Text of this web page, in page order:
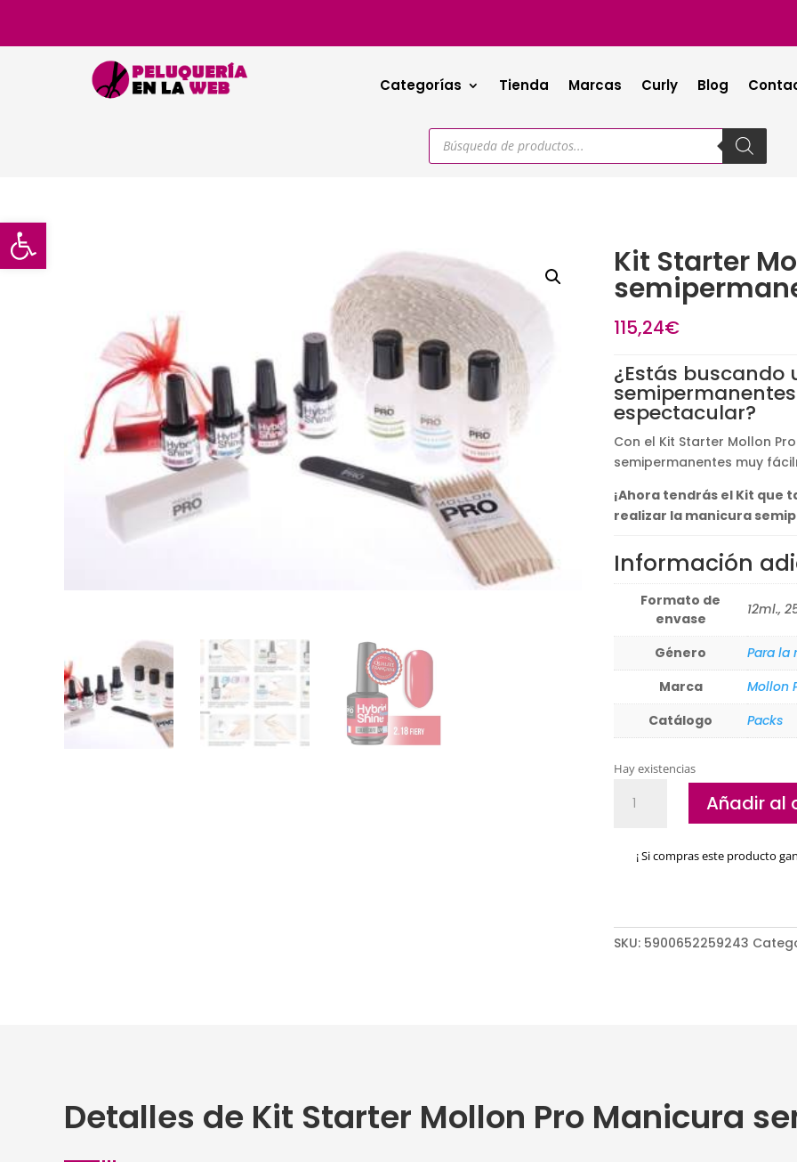
Abrir barra de herramientas
Categorías Tienda Marcas Curly Blog
Búsqueda
productos
Kit Starter
115,24€
¿Estás buscando
espectacular?
Con el Kit Starter Mollon
semipermanentes muy
¡Ahora tendrás el Kit que
realizar la manicura
Información
Formato de
envase
12ml.,
Género
Para la
Marca
Mollon
Catálogo
Packs
Hay existencias
Starter
Añadir al
¡ Si compras este producto
SKU: 5900652259243
Detalles de Kit Starter Mollon Pro Manicura